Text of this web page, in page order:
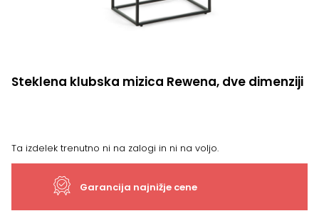
Steklena klubska mizica Rewena, dve dimenziji
Ta izdelek trenutno ni na zalogi in ni na voljo.
Garancija najnižje cene